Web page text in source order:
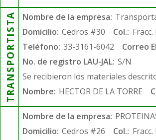
TRANSPORTISTA Nombre de la empresa:
Domicilio: Cedros #30 Col.:
Teléfono: 33-3161-6042 Correo
No. de registro LAU-JAL: S/N
Se recibieron los materiales
Nombre: HECTOR DE LA TORRE
Nombre de la empresa:
Domicilio: Cedros #26 Col.: